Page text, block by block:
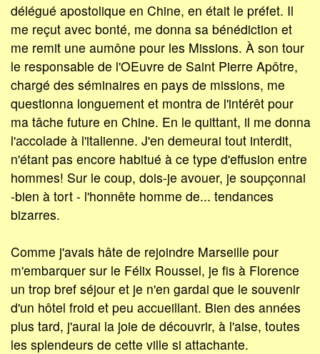
délégué apostolique en Chine, en était le préfet. Il
me reçut avec bonté, me donna sa bénédiction et
me remit une aumône pour les Missions. À son tour
le responsable de l'OEuvre de Saint Pierre Apôtre,
chargé des séminaires en pays de missions, me
questionna longuement et montra de l'intérêt pour
ma tâche future en Chine. En le quittant, il me donna
l'accolade à l'italienne. J'en demeurai tout interdit,
n'étant pas encore habitué à ce type d'effusion entre
hommes! Sur le coup, dois-je avouer, je soupçonnai
-bien à tort - l'honnête homme de... tendances
bizarres.
Comme j'avais hâte de rejoindre Marseille pour
m'embarquer sur le Félix Roussel, je fis à Florence
un trop bref séjour et je n'en gardai que le souvenir
d'un hôtel froid et peu accueillant. Bien des années
plus tard, j'aurai la joie de découvrir, à l'aise, toutes
les splendeurs de cette ville si attachante.